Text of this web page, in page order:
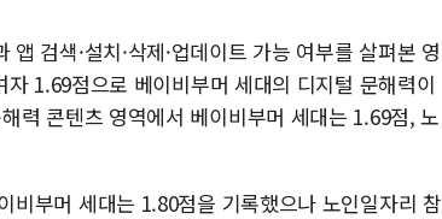
검색·설치·삭제·업데이트 가능 여부를 살펴본 영
1.69점으로 베이비부머 세대의 디지털 문해력이
력 콘텐츠 영역에서 베이비부머 세대는 1.69점, 노
비부머 세대는 1.80점을 기록했으나 노인일자리 참